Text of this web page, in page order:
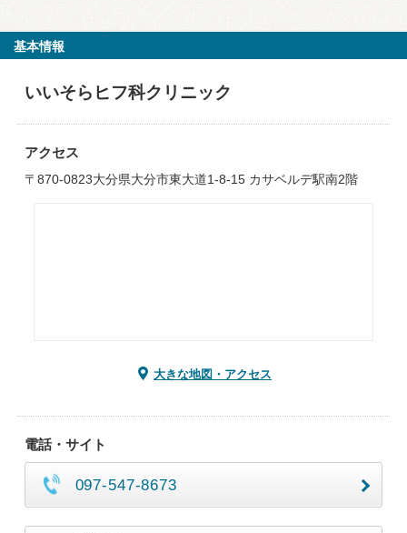
基本情報
いいそらヒフ科クリニック
アクセス
〒870-0823大分県大分市東大道1-8-15 カサベルデ駅南2階
大きな地図・アクセス
電話・サイト
097-547-8673